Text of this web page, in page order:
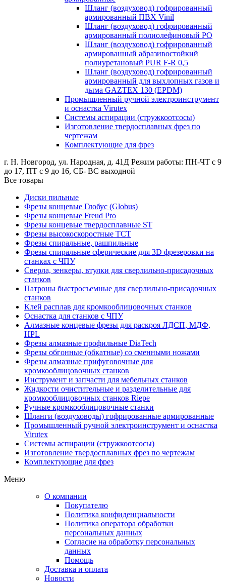
Шланг (воздуховод) гофрированный
армированный ПВХ Vinil
Шланг (воздуховод) гофрированный
армированный полиолефиновый PO
Шланг (воздуховод) гофрированный
армированный абразивостойкий
полиуретановый PUR F-R 0,5
Шланг (воздуховод) гофрированный
армированный для выхлопных газов и
дыма GAZTEX 130 (EPDM)
Промышленный ручной электроинструмент
и оснастка Virutex
Системы аспирации (стружкоотсосы)
Изготовление твердосплавных фрез по
чертежам
Комплектующие для фрез
г. Н. Новгород, ул. Народная, д. 41Д Режим работы: ПН-ЧТ с 9
до 17, ПТ с 9 до 16, СБ- ВС выходной
Все товары
Диски пильные
Фрезы концевые Глобус (Globus)
Фрезы концевые Freud Pro
Фрезы концевые твердосплавные ST
Фрезы высокоскоростные ТСТ
Фрезы спиральные, рашпильные
Фрезы спиральные сферические для 3D фрезеровки на
станках с ЧПУ
Сверла, зенкеры, втулки для сверлильно-присадочных
станков
Патроны быстросъемные для сверлильно-присадочных
станков
Клей расплав для кромкооблицовочных станков
Оснастка для станков с ЧПУ
Алмазные концевые фрезы для раскроя ЛДСП, МДФ,
HPL
Фрезы алмазные профильные DiaTech
Фрезы обгонные (обкатные) со сменными ножами
Фрезы алмазные прифуговочные для
кромкооблицовочных станков
Инструмент и запчасти для мебельных станков
Жидкости очистительные и разделительные для
кромкооблицовочных станков Riepe
Ручные кромкооблицовочные станки
Шланги (воздуховоды) гофрированные армированные
Промышленный ручной электроинструмент и оснастка
Virutex
Системы аспирации (стружкоотсосы)
Изготовление твердосплавных фрез по чертежам
Комплектующие для фрез
Меню
О компании
Покупателю
Политика конфиденциальности
Политика оператора обработки
персональных данных
Согласие на обработку персональных
данных
Помощь
Доставка и оплата
Новости